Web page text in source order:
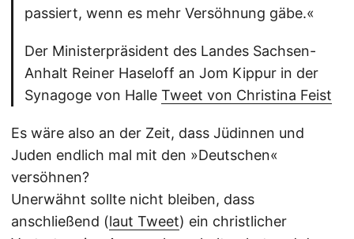
passiert, wenn es mehr Versöhnung gäbe.«
Der Ministerpräsident des Landes Sachsen-
Anhalt Reiner Haseloff an Jom Kippur in der
Synagoge von Halle Tweet von Christina Feist
Es wäre also an der Zeit, dass Jüdinnen und
Juden endlich mal mit den »Deutschen«
versöhnen?
Unerwähnt sollte nicht bleiben, dass
anschließend (laut Tweet) ein christlicher